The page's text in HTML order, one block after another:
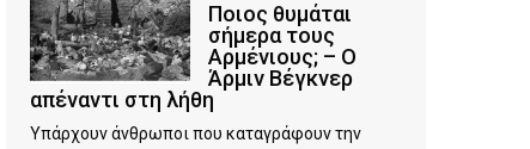
Ποιος θυμάται
σήμερα τους
Αρμένιους; – Ο
Άρμιν Βέγκνερ
απέναντι στη λήθη
Υπάρχουν άνθρωποι που καταγράφουν την